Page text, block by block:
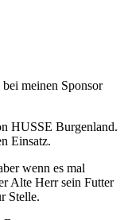
meinen Sponsor
HUSSE Burgenland.
Einsatz.
wenn es mal
Alte Herr sein Futter
Stelle.